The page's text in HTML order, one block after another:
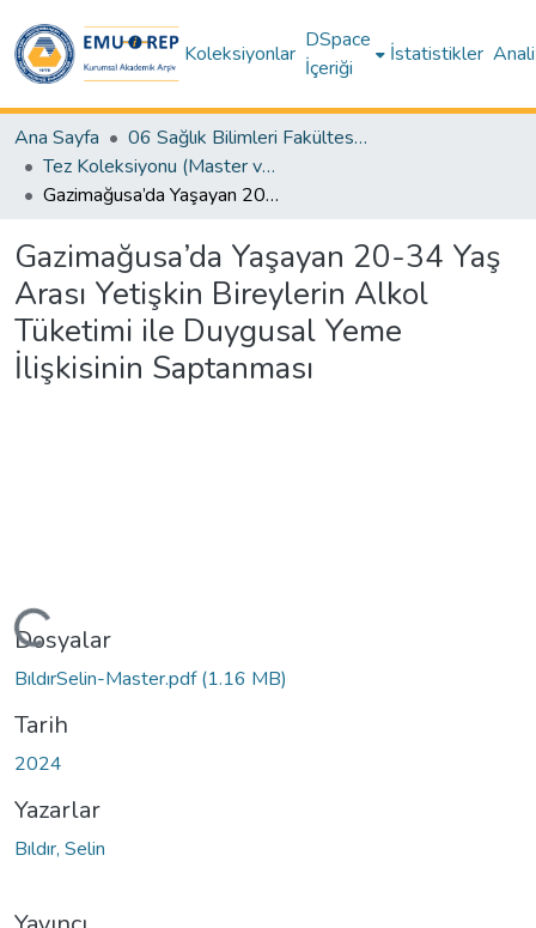
Koleksiyonlar
DSpace
İçeriği
İstatistikler
Ana Sayfa
06 Sağlık Bilimleri Fakültesi (Faculty of Health Sciences)
Tez Koleksiyonu (Master ve Doktora) – Sağlık Bilimleri / Theses (Master’s and Ph.D.) – Health Sciences
Gazimağusa’da Yaşayan 20-34 Yaş Arası Yetişkin Bireylerin Alkol Tüketimi ile Duygusal Yeme İlişkisinin Saptanması
Gazimağusa’da Yaşayan 20-34 Yaş
Arası Yetişkin Bireylerin Alkol
Tüketimi ile Duygusal Yeme
İlişkisinin Saptanması
Dosyalar
BıldırSelin-Master.pdf(1.16 MB)
Tarih
2024
Yazarlar
Bıldır, Selin